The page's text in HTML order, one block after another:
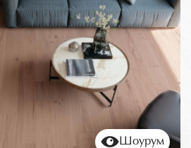
Шоурум